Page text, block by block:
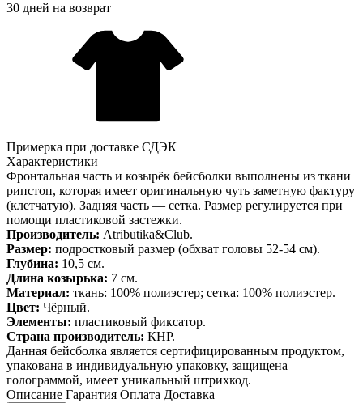
30 дней на возврат
Примерка при доставке СДЭК
Характеристики
Фронтальная часть и козырёк бейсболки выполнены из ткани
рипстоп, которая имеет оригинальную чуть заметную фактуру
(клетчатую). Задняя часть — сетка. Размер регулируется при
помощи пластиковой застежки.
Производитель: Atributika&Club.
Размер: подростковый размер (обхват головы 52-54 см).
Глубина: 10,5 см.
Длина козырька: 7 см.
Материал: ткань: 100% полиэстер; сетка: 100% полиэстер.
Цвет: Чёрный.
Элементы: пластиковый фиксатор.
Страна производитель: КНР.
Данная бейсболка является сертифицированным продуктом,
упакована в индивидуальную упаковку, защищена
голограммой, имеет уникальный штрихкод.
Описание Гарантия Оплата Доставка